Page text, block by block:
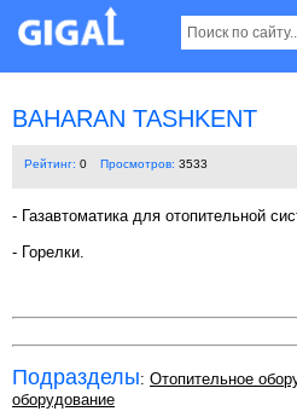
BAHARAN TASHKENT
Рейтинг: 0 Просмотров: 3533
- Газавтоматика для отопительной
- Горелки.
Подразделы: Отопительное
оборудование